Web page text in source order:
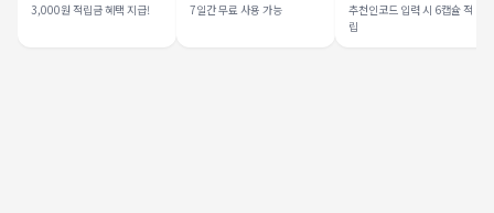
3,000원 적립금 혜택 지급! 7일간 무료 사용 가능
추천인코드 입력 시 6캡슐 적
립